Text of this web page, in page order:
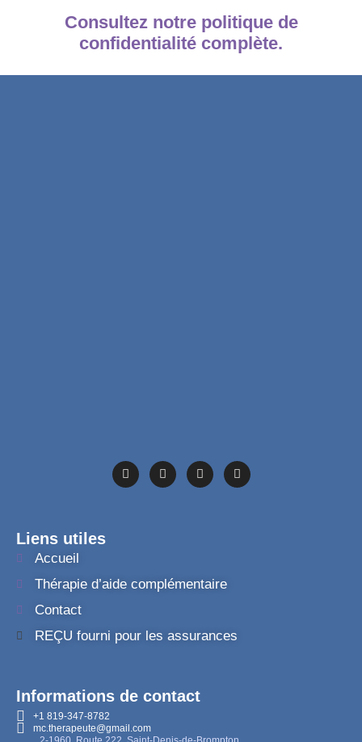
Consultez notre politique de
confidentialité complète.
Liens utiles
Accueil
Thérapie d’aide complémentaire
Contact
REÇU fourni pour les assurances
Informations de contact
+1 819-347-8782
mc.therapeute@gmail.com